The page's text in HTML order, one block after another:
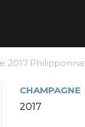
2017
CHAMPAGNE
2017